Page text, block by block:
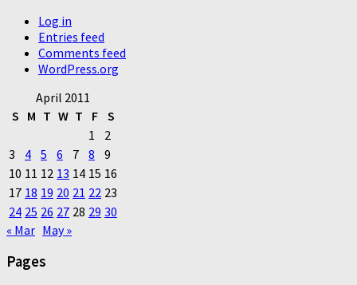
Log in
Entries feed
Comments feed
WordPress.org
April 2011
S M T W T F S
1
2
3
4 5 6 7 8
9
10 11 12 13 14 15 16
17 18 19 20 21 22 23
24 25 26 27 28 29 30
« Mar May »
Pages